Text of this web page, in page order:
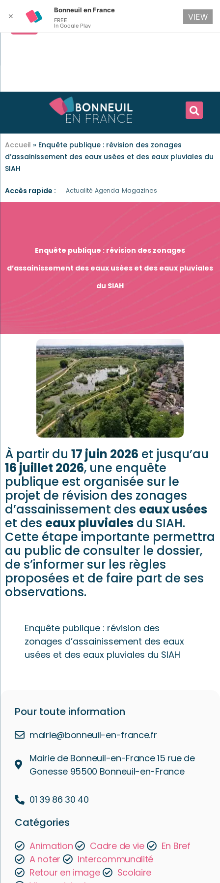
Accueil » Enquête publique : révision des zonages
d’assainissement des eaux usées et des eaux pluviales du
SIAH
Accès rapide : Actualité Agenda Magazines
Enquête publique : révision des zonages
d’assainissement des eaux usées et des eaux pluviales
du SIAH
À partir du 17 juin 2026 et jusqu’au
16 juillet 2026, une enquête
publique est organisée sur le
projet de révision des zonages
d’assainissement des eaux usées
et des eaux pluviales du SIAH.
Cette étape importante permettra
au public de consulter le dossier,
de s’informer sur les règles
proposées et de faire part de ses
observations.
Enquête publique : révision des
zonages d’assainissement des eaux
usées et des eaux pluviales du SIAH
Pour toute information
mairie@bonneuil-en-france.fr
Mairie de Bonneuil-en-France 15 rue de
Gonesse 95500 Bonneuil-en-France
01 39 86 30 40
Catégories
Animation Cadre de vie
En Bref
A noter
Intercommunalité
Retour en image
Scolaire
✕
Bonneuil en France
FREE
In Google Play
VIEW